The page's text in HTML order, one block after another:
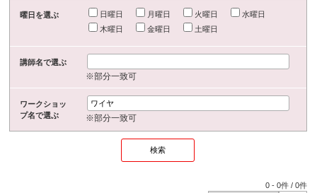
曜日を選ぶ 日曜日 月曜日 火曜日
水曜日
木曜日
金曜日 土曜日
講師名で選ぶ
※部分一致可
ワークショッ
プ名で選ぶ
※部分一致可
0 -0件 /0件